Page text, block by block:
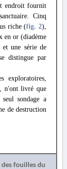
endroit fournit
Cinq
riche (fig. 2),
en or (diadème
et une série de
distingue par
exploratoires,
n'ont livré que
sondage a
de destruction
fouilles du